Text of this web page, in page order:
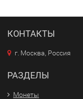
КОНТАКТЫ
г. Москва, Россия
РАЗДЕЛЫ
Монеты